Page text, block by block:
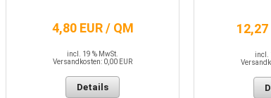
4,80 EUR / QM
incl. 19 % MwSt.
Versandkosten: 0,00 EUR
Details
12,27
incl.